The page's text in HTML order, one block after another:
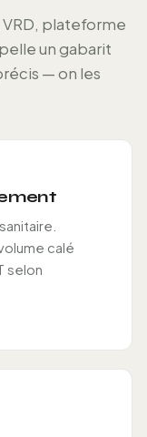
plateforme
un gabarit
— on les
calé
selon